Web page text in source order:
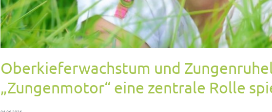
Oberkieferwachstum und
„Zungenmotor“ eine zentrale Rolle